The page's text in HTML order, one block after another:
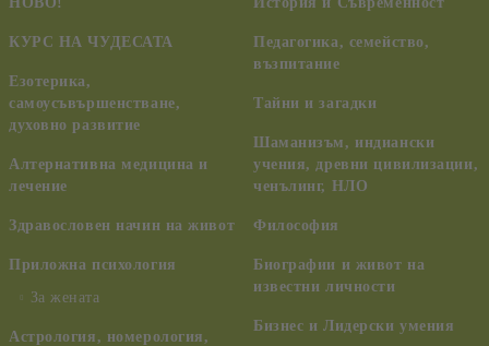
КУРС НА ЧУДЕСАТА
Езотерика,
самоусъвършенстване,
духовно развитие
Алтернативна медицина и
лечение
Здравословен начин на живот
Приложна психология
За жената
Астрология, номерология,
Педагогика, семейство,
възпитание
Тайни и загадки
Шаманизъм, индиански
учения, древни цивилизации,
ченълинг, НЛО
Философия
Биографии и живот на
известни личности
Бизнес и Лидерски умения